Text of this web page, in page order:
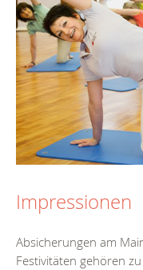
Impressionen
Absicherungen am
Festivitäten gehören